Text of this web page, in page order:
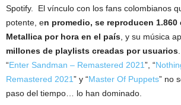
Spotify. El vínculo con los fans colombianos
potente, en promedio, se reproducen
Metallica por hora en el país, y su música
millones de playlists creadas por usuarios
“Enter Sandman – Remastered 2021”, “
Remastered 2021” y “Master Of Puppets” no
paso del tiempo… lo han dominado.